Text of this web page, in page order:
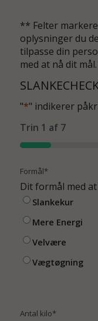
** Felter
oplysninger du
tilpasse din
med at nå dit mål.
"*" indikerer
Trin 1 af 7
14%
Formål*
Dit formål med
Slankekur
Mere Energi
Velvære
Vægtøgning
Antal kilo*